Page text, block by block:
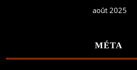
août 2025
MÉTA